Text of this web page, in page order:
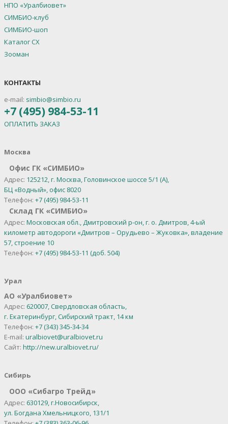
НПО «Уралбиовет»
СИМБИО-клуб
СИМБИО-шоп
Каталог СХ
Зооман
КОНТАКТЫ
e-mail: simbio@simbio.ru
+7 (495) 984-53-11
ОПЛАТИТЬ ЗАКАЗ
Москва
Офис ГК «СИМБИО»
Адрес: 125212, г. Москва, Головинское шоссе 5/1 (А),
БЦ «Водный», офис 8020
Телефон: +7 (495) 984-53-11
Склад ГК «СИМБИО»
Адрес: Московская обл., Дмитровский р-он, г. о. Дмитров, 4-ый
километр автодороги «Дмитров – Орудьево – Жуковка», владение
57, строение 10
Телефон: +7 (495) 984-53-11 (доб. 504)
Урал
АО «Уралбиовет»
Адрес: 620007, Свердловская область,
г. Екатеринбург,Сибирский тракт, 14 км
Телефон: +7 (343) 345-34-34
E-mail: uralbiovet@uralbiovet.ru
Сайт: http://new.uralbiovet.ru/
Сибирь
OOO «Сибагро Трейд»
Адрес: 630129, г.Новосибирск,
ул. Богдана Хмельницкого, 131/1